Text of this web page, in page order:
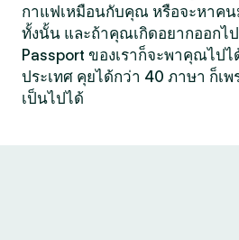
กาแฟเหมือนกับคุณ หรือจะหาค
ทั้งนั้น และถ้าคุณเกิดอยากออกไป
Passport ของเราก็จะพาคุณไปไ
ประเทศ คุยได้กว่า 40 ภาษา ก็เพ
เป็นไปได้